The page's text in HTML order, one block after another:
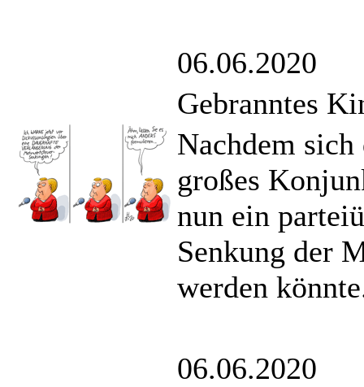
06.06.2020
Gebranntes
Nachdem
großes
nun ein
Senkung der
werden
06.06.2020